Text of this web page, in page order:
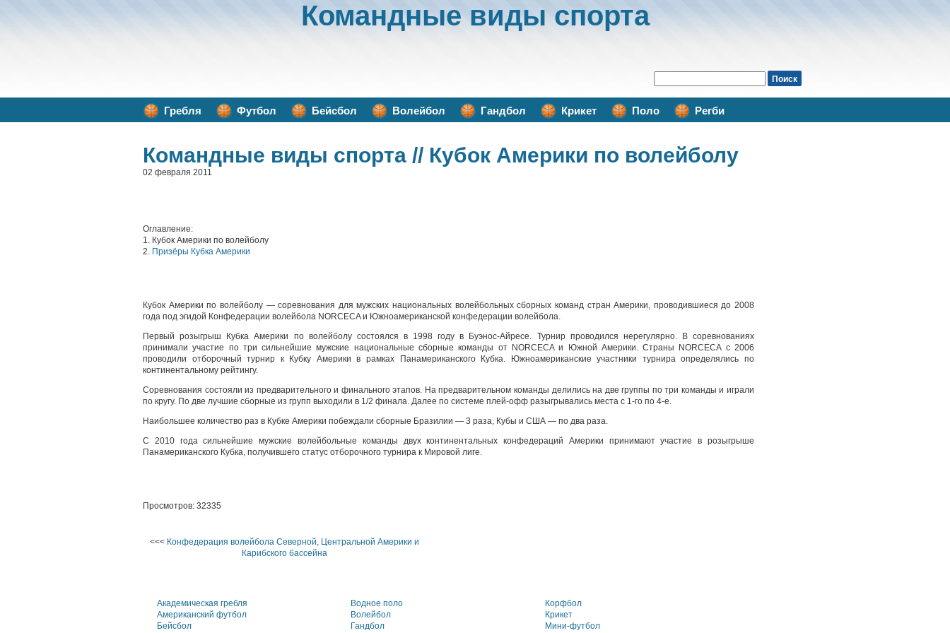
Командные виды спорта
Гребля Футбол Бейсбол Волейбол Гандбол Крикет Поло Регби
Командные виды спорта // Кубок Америки по волейболу
02 февраля 2011
Оглавление:
1. Кубок Америки по волейболу
2. Призёры Кубка Америки
Кубок Америки по волейболу — соревнования для мужских национальных волейбольных сборных команд стран Америки, проводившиеся до 2008
года под эгидой Конфедерации волейбола NORCECA и Южноамериканской конфедерации волейбола.
Первый розыгрыш Кубка Америки по волейболу состоялся в 1998 году в Буэнос-Айресе. Турнир проводился нерегулярно. В соревнованиях
принимали участие по три сильнейшие мужские национальные сборные команды от NORCECA и Южной Америки. Страны NORCECA с 2006
проводили отборочный турнир к Кубку Америки в рамках Панамериканского Кубка. Южноамериканские участники турнира определялись по
континентальному рейтингу.
Соревнования состояли из предварительного и финального этапов. На предварительном команды делились на две группы по три команды и играли
по кругу. По две лучшие сборные из групп выходили в 1/2 финала. Далее по системе плей-офф разыгрывались места с 1-го по 4-е.
Наибольшее количество раз в Кубке Америки побеждали сборные Бразилии — 3 раза, Кубы и США — по два раза.
С 2010 года сильнейшие мужские волейбольные команды двух континентальных конфедераций Америки принимают участие в розыгрыше
Панамериканского Кубка, получившего статус отборочного турнира к Мировой лиге.
Просмотров: 32335
<<< Конфедерация волейбола Северной, Центральной Америки и
Карибского бассейна
Академическая гребля
Американский футбол
Бейсбол
Водное поло
Волейбол
Гандбол
Корфбол
Крикет
Мини-футбол